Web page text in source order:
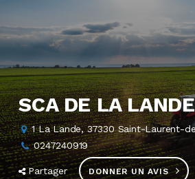
SCA DE LA LANDE
1 La Lande, 37330 Saint-Laurent-
0247240919
Partager DONNER UN AVIS